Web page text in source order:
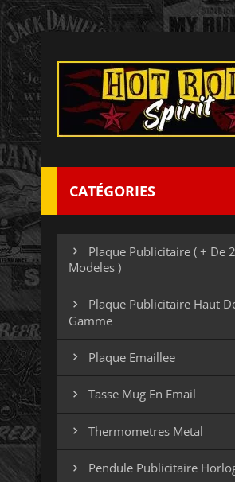
CATÉGORIES

Plaque Publicitaire ( + De
Modeles )

Plaque Publicitaire Haut
Gamme
 Plaque Emaillee
 Tasse Mug En Email
 Thermometres Metal
 Pendule Publicitaire